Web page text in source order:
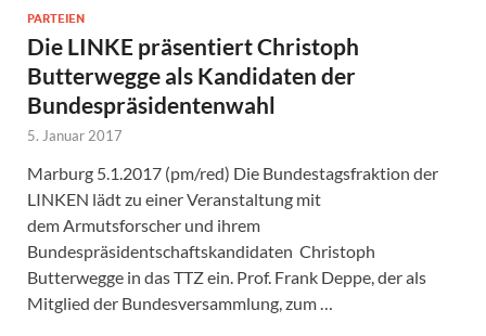
PARTEIEN
Die LINKE präsentiert Christoph
Butterwegge als Kandidaten der
Bundespräsidentenwahl
5. Januar 2017
Marburg 5.1.2017 (pm/red) Die Bundestagsfraktion der
LINKEN lädt zu einer Veranstaltung mit
dem Armutsforscher und ihrem
Bundespräsidentschaftskandidaten Christoph
Butterwegge in das TTZ ein. Prof. Frank Deppe, der als
Mitglied der Bundesversammlung, zum …